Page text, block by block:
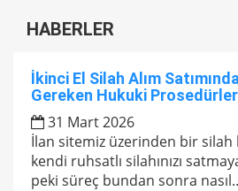
HABERLER
İkinci El Silah Alım
Gereken Hukuki Prosedürler
31 Mart 2026
İlan sitemiz üzerinden bir silah
kendi ruhsatlı silahınızı
peki süreç bundan sonra